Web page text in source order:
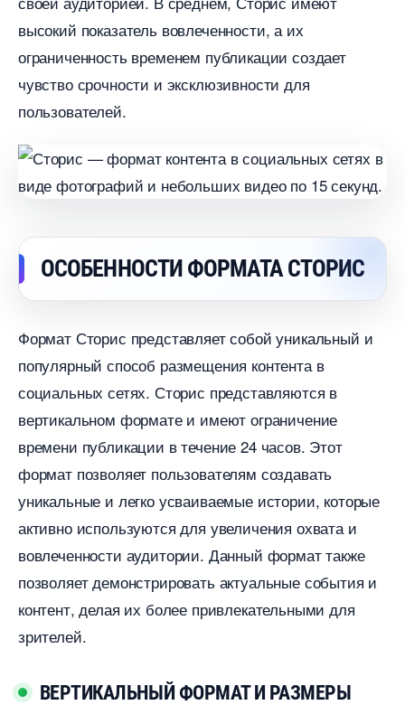
ысокий показатель вовлеченности, а их
ограниченность временем публикации создает
чувство срочности и эксклюзивности для
пользователей.​
ОСОБЕННОСТИ ФОРМАТА СТОРИС
Формат Сторис представляет собой уникальный и
популярный способ размещения контента
социальных сетях.​ Сторис представляются
ертикальном формате и имеют ограничение
ремени публикации в течение 24 часов.​ Этот
формат позволяет пользователям создавать
уникальные и легко усваиваемые истории, которые
активно используются для увеличения охвата и
овлеченности аудитории.​ Данный формат также
позволяет демонстрировать актуальные события и
контент, делая их более привлекательными для
зрителей.
ЕРТИКАЛЬНЫЙ ФОРМАТ И РАЗМЕРЫ